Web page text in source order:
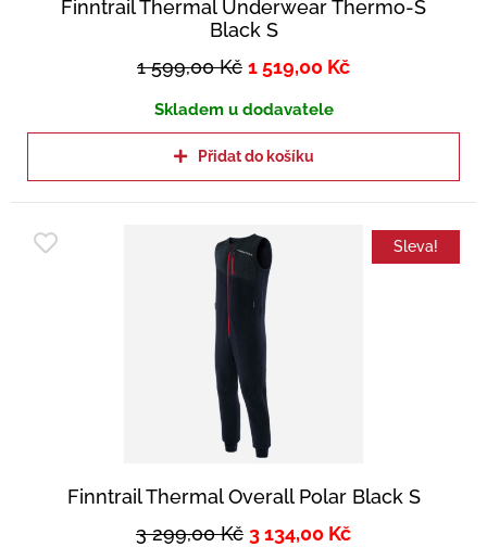
Finntrail Thermal Underwear Thermo-S
Black S
1 599,00Kč 1 519,00 Kč
Skladem u dodavatele
Přidat do košíku
Sleva!
Finntrail Thermal Overall Polar Black S
3 299,00Kč 3 134,00 Kč